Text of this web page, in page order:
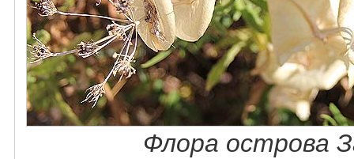
Флора острова